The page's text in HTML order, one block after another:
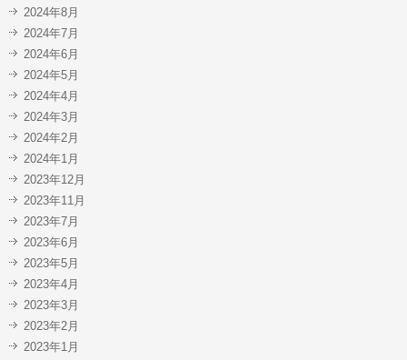
2024年8月
2024年7月
2024年6月
2024年5月
2024年4月
2024年3月
2024年2月
2024年1月
2023年12月
2023年11月
2023年7月
2023年6月
2023年5月
2023年4月
2023年3月
2023年2月
2023年1月